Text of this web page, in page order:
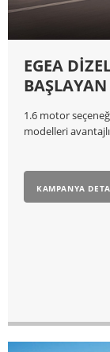
EGEA
1.6 motor
modelleri
KAMPANYA